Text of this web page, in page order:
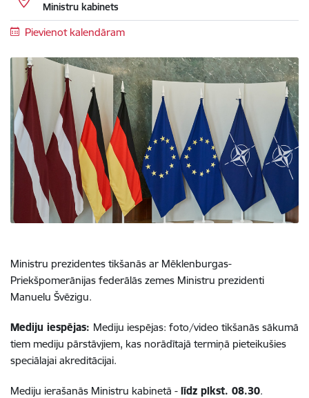
Ministru kabinets
Pievienot kalendāram
Ministru prezidentes tikšanās ar Mēklenburgas-
Priekšpomerānijas federālās zemes Ministru prezidenti
Manuelu Švēzigu.
Mediju iespējas: ​​Mediju iespējas: foto/video tikšanās sākumā
tiem mediju pārstāvjiem, kas norādītajā termiņā pieteikušies
speciālajai akreditācijai.
Mediju ierašanās Ministru kabinetā - līdz plkst. 08.30.